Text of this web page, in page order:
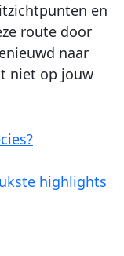
en
route door
naar
niet op jouw
highlights